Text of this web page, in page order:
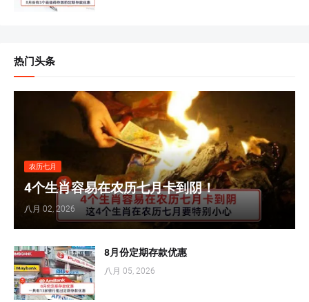
热门头条
农历七月
4个生肖容易在农历七月卡到阴！
八月 02, 2026
8月份定期存款优惠
八月 05, 2026